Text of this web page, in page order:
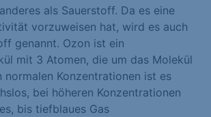
als Sauerstoff. Da es eine
vorzuweisen hat, wird es auch
genannt. Ozon ist ein
mit 3 Atomen, die um das Molekül
normalen Konzentrationen ist es
bei höheren Konzentrationen
bis tiefblaues Gas